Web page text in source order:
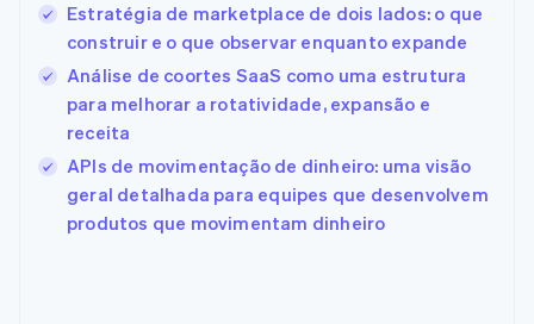
Estratégia de marketplace de dois lados: o que
construir e o que observar enquanto expande
Análise de coortes SaaS como uma estrutura
para melhorar a rotatividade, expansão e
receita
APIs de movimentação de dinheiro: uma visão
geral detalhada para equipes que desenvolvem
produtos que movimentam dinheiro
EspañolEnglish
Estados Unidos
English Español 简体中文
English
Finlândia
EnglishSvenska
França
Français
Gibraltar